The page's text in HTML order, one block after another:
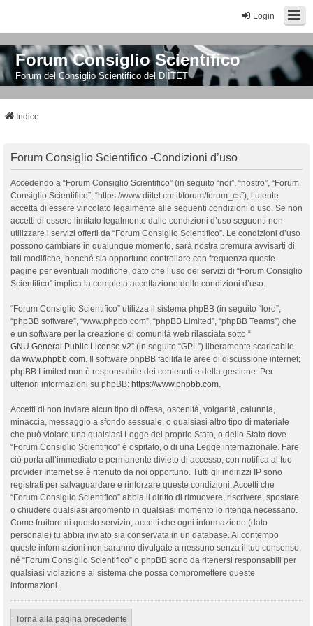
Login
Forum Consiglio Scientifico
Forum del Consiglio Scientifico del DIITET
Indice
Forum Consiglio Scientifico -Condizioni d’uso
Accedendo a “Forum Consiglio Scientifico” (in seguito “noi”, “nostro”, “Forum
Consiglio Scientifico”, “https://www.diitet.cnr.it/forum/forum_cs”), l’utente
accetta di essere vincolato legalmente alle seguenti condizioni d’uso. Se non
accetti di essere limitato legalmente dalle condizioni d’uso seguenti non
utilizzare i servizi offerti da “Forum Consiglio Scientifico”. Le condizioni d’uso
possono cambiare in qualunque momento, sarà nostra premura avvisarti di
tali modifiche, benché sia opportuno controllare con frequenza queste
pagine per eventuali modifiche, dato che l’uso dei servizi di “Forum Consiglio
Scientifico” implica la completa accettazione delle condizioni d’uso.
“Forum Consiglio Scientifico” utilizza il sistema phpBB (in seguito “loro”,
“phpBB software”, “www.phpbb.com”, “phpBB Limited”, “phpBB Teams”) che
è un software per la creazione di comunità web rilasciata sotto “
GNU General Public License v2” (in seguito “GPL”) liberamente scaricabile
da www.phpbb.com. Il software phpBB facilita le aree di discussione internet;
phpBB Limited non è responsabile dei contenuti e della gestione. Per
ulteriori informazioni su phpBB: https://www.phpbb.com.
Accetti di non inviare alcun tipo di offesa, oscenità, volgarità, calunnia,
minaccia, messaggio a sfondo sessuale, o qualsiasi altro tipo di materiale
che può violare una qualsiasi Legge del proprio Stato, o dello Stato dove
“Forum Consiglio Scientifico” è ospitato, o di una Legge internazionale. Fare
ciò porta all’immediato e permanente divieto di accesso, con notifica al tuo
provider Internet se è ritenuto da noi opportuno. Tutti gli indirizzi IP sono
registrati per salvaguardare e rinforzare queste condizioni. Accetti che
“Forum Consiglio Scientifico” abbia il diritto di rimuovere, riscrivere, spostare
o chiudere qualsiasi argomento in qualsiasi momento lo ritenga necessario.
Come fruitore di questo servizio, accetti che ogni informazione (dato
personale) tu abbia inviato sia conservata in un database. Al contempo
queste informazioni non saranno divulgate a nessuno senza il tuo consenso,
né “Forum Consiglio Scientifico” o phpBB sono da ritenersi responsabili per
qualsiasi violazione al sistema che possa compromettere queste
informazioni.
Torna alla pagina precedente